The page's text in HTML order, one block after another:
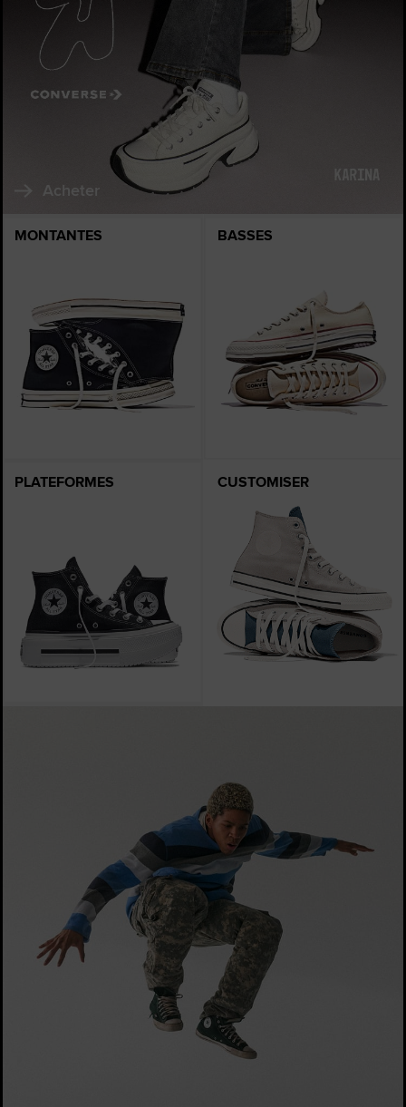
Acheter
MONTANTES BASSES
PLATEFORMES CUSTOMISER